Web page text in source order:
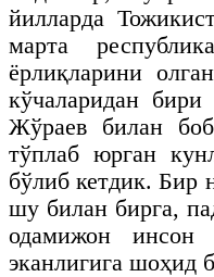
йилларда
марта
ёрлиқларини
кўчаларидан
Жўраев билан
тўплаб юрган
бўлиб кетдик. Бир
шу билан бирга,
одамижон инсон
эканлигига шоҳид